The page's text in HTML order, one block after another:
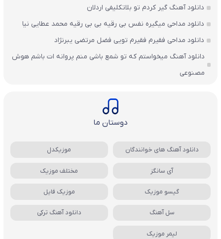
دانلود آهنگ گیر کردم تو بلاتکلیفی اردلان
دانلود مداحی میگیره نفس بی رقیه بی بی رقیه محمد عطایی نیا
دانلود مداحی فقیرم فقیرم تویی فضل مرتضی یبرنژاد
دانلود آهنگ میخواستم که تو شمع باشی منم پروانه ات باشم هوش
مصنوعی
دوستان ما
دانلود آهنگ های خوانندگان موزیکدل
آی سانگز مختلف موزیک
گیسو موزیک موزیک فایل
سل آهنگ دانلود آهنگ ترکی
لیمر موزیک